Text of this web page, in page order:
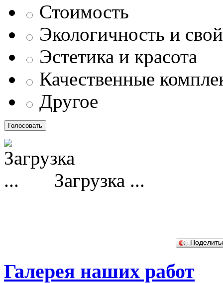
Стоимость
Экологичность и
Эстетика и красота
Качественные
Другое
Загрузка ...
Галерея наших работ